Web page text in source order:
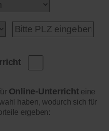
Online-Unterrichteine
haben, wodurch sich für
ergeben: